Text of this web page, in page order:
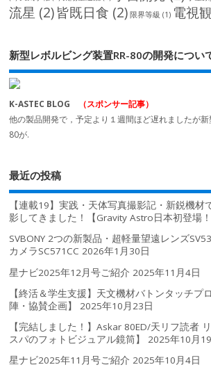
流星 (2)皆既日食 (2) 限界等級 (1) 電視
新型レボルビング装置RR-80の開発につい
K-ASTEC BLOG
（スポンサー記事）
他の製品開発で，予定より１週間ほど遅れましたが
80が.
最近の投稿
【連載19】実践・天体写真撮影記・新鋭機材
影してきました！【Gravity Astro日本初登場！
SVBONY 2つの新製品・超軽量望遠レンズ
カメラSC571CC 2026年1月30日
星ナビ2025年12月号ご紹介 2025年11月4日
【終活＆学生支援】天文機材バトンタッチプ
陣・協賛企画】
2025年10月23日
【完結しました！】Askar 80ED/天リフ読者
スパのフォトビジュアル鏡筒】
2025年10月
星ナビ2025年11月号ご紹介 2025年10月4日